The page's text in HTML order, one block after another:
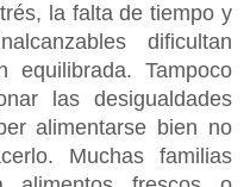
la falta de tiempo y
dificultan
equilibrada. Tampoco
las desigualdades
alimentarse bien no
Muchas familias